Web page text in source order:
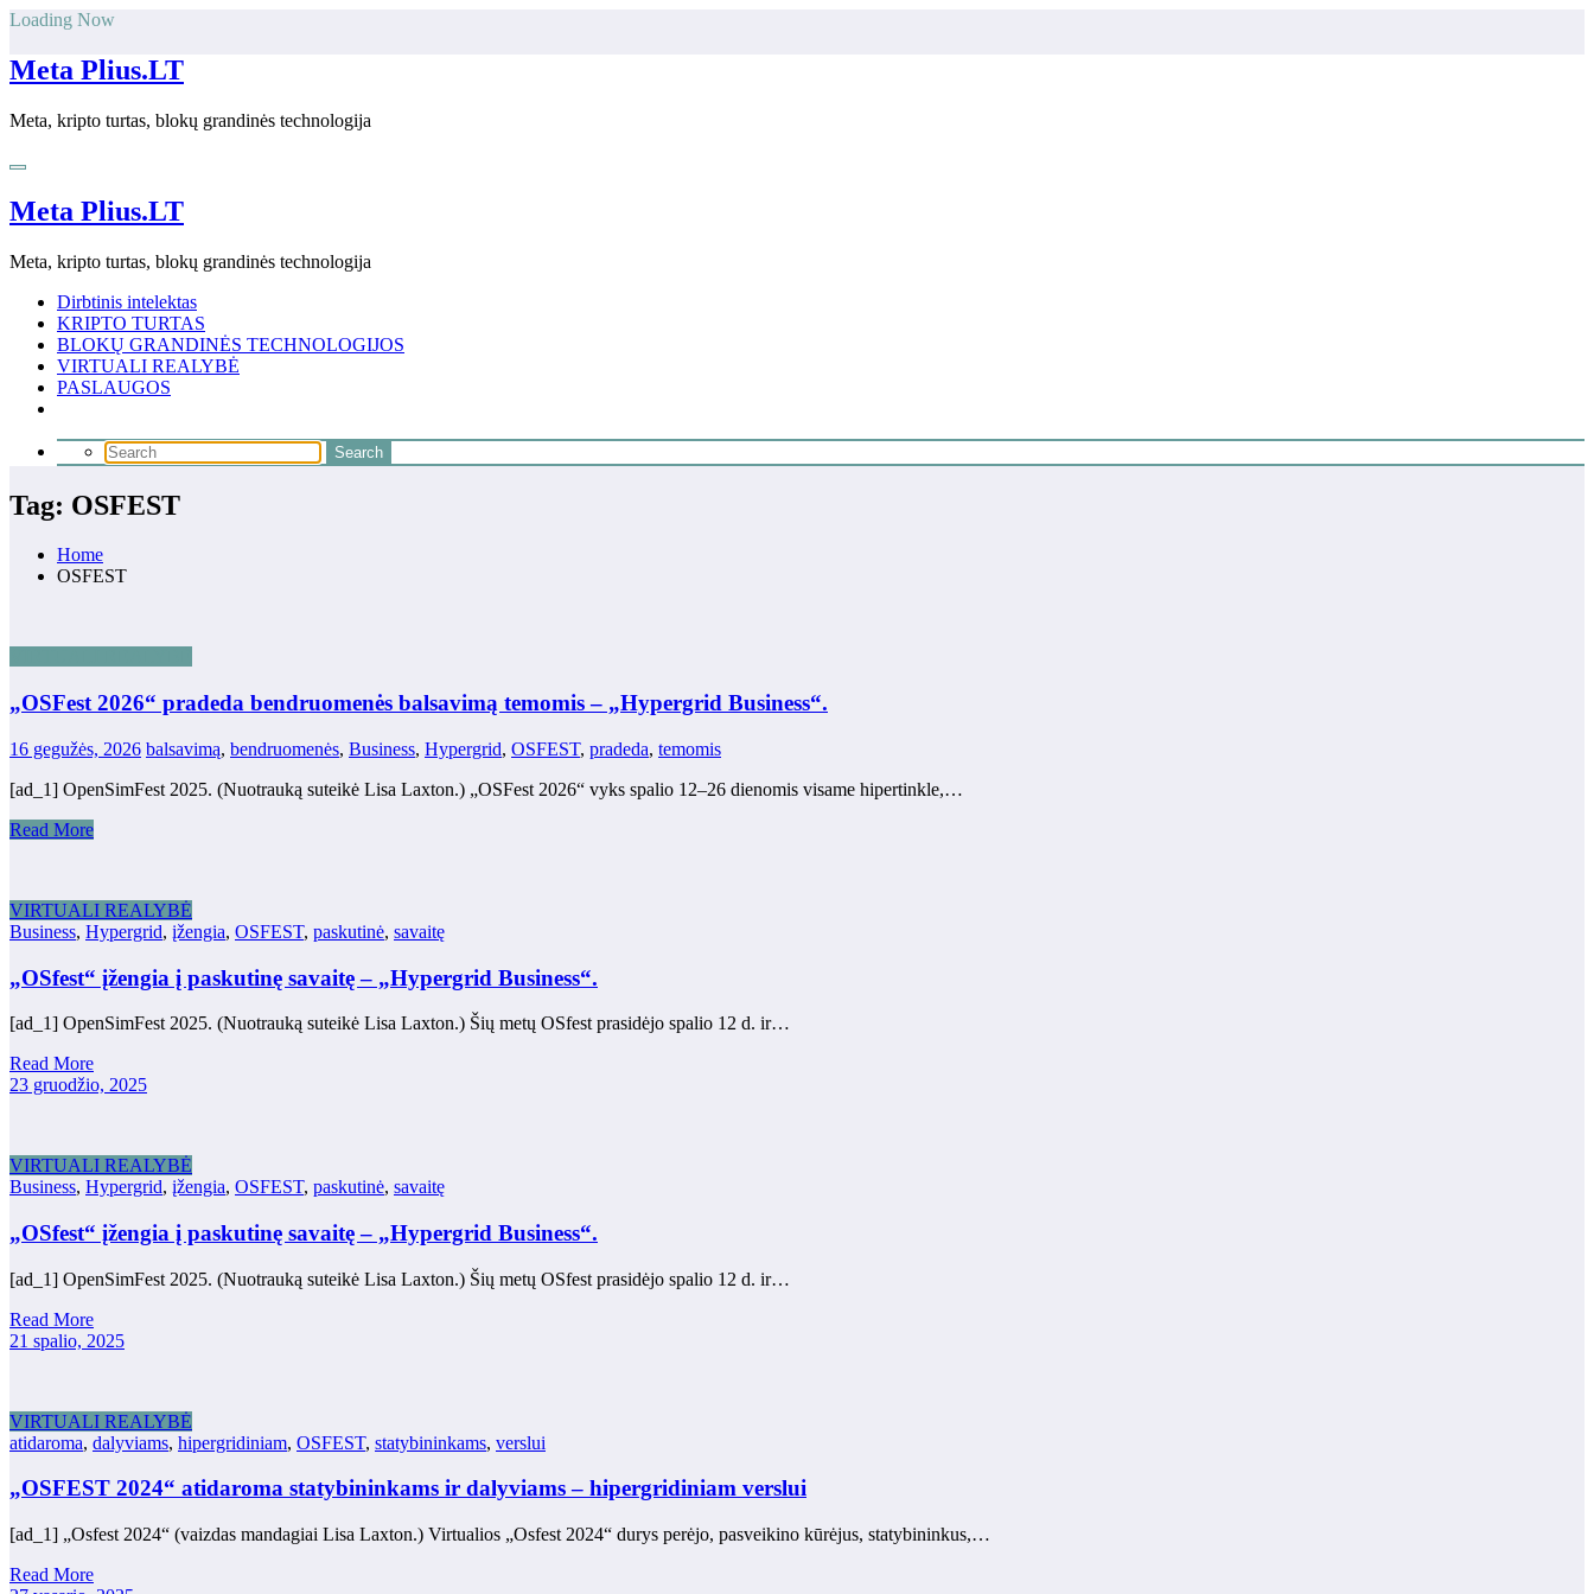
Skip
content
Loading Now
Meta Plius.LT
Meta, kripto turtas, blokų grandinės technologija
Meta Plius.LT
Meta, kripto turtas, blokų grandinės technologija
Dirbtinis intelektas
KRIPTO TURTAS
BLOKŲ GRANDINĖS TECHNOLOGIJOS
VIRTUALI REALYBĖ
PASLAUGOS
Tag: OSFEST
Home
OSFEST
„OSFest 2026“ pradeda bendruomenės balsavimą temomis – „Hypergrid Business“.
16 gegužės, 2026 balsavimą, bendruomenės, Business, Hypergrid, OSFEST, pradeda, temomis
[ad_1] OpenSimFest 2025. (Nuotrauką suteikė Lisa Laxton.) „OSFest 2026“ vyks spalio 12–26 dienomis visame hipertinkle,…
Read More
VIRTUALI REALYBĖ
Business, Hypergrid, įžengia, OSFEST, paskutinė, savaitę
„OSfest“ įžengia į paskutinę savaitę – „Hypergrid Business“.
[ad_1] OpenSimFest 2025. (Nuotrauką suteikė Lisa Laxton.) Šių metų OSfest prasidėjo spalio 12 d. ir…
Read More
23 gruodžio, 2025
VIRTUALI REALYBĖ
Business, Hypergrid, įžengia, OSFEST, paskutinė, savaitę
„OSfest“ įžengia į paskutinę savaitę – „Hypergrid Business“.
[ad_1] OpenSimFest 2025. (Nuotrauką suteikė Lisa Laxton.) Šių metų OSfest prasidėjo spalio 12 d. ir…
Read More
21 spalio, 2025
VIRTUALI REALYBĖ
atidaroma, dalyviams, hipergridiniam, OSFEST, statybininkams, verslui
„OSFEST 2024“ atidaroma statybininkams ir dalyviams – hipergridiniam verslui
[ad_1] „Osfest 2024“ (vaizdas mandagiai Lisa Laxton.) Virtualios „Osfest 2024“ durys perėjo, pasveikino kūrėjus, statybininkus,…
Read More